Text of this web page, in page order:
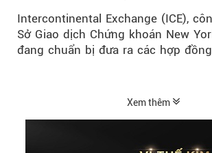
Intercontinental Exchange (ICE),
Sở Giao dịch Chứng khoán New
đang chuẩn bị đưa ra các hợp
Xem thêm